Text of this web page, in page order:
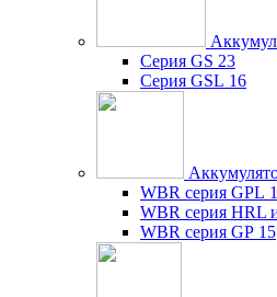
Серия GS 23
Серия GSL 16
WBR серия GPL
WBR серия HRL
WBR серия GP 15